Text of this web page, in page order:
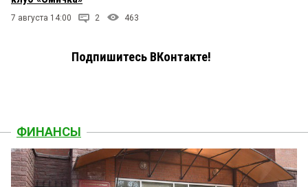
7 августа 14:00 2 463
Подпишитесь ВКонтакте!
ФИНАНСЫ